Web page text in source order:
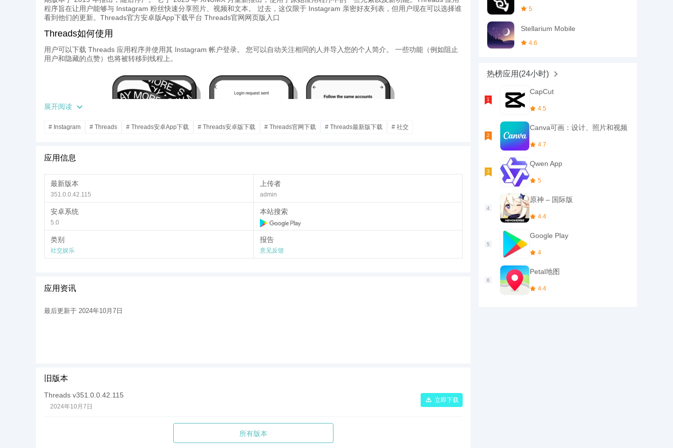
程序旨在让用户能够与 Instagram 粉丝快速分享照片、视频和文本。 过去，这仅限于 Instagram 亲密好友列表，但用户现在可以选择谁
看到他们的更新。Threads官方安卓版App下载平台 Threads官网网页版入口
Threads如何使用
用户可以下载 Threads 应用程序并使用其 Instagram 帐户登录。 您可以自动关注相同的人并导入您的个人简介。 一些功能（例如阻止
用户和隐藏的点赞）也将被转移到线程上。
与 Twitter 类似，用户可以通过创建新线程来分享他们的想法。 然后，用户可以选择谁可以回复该主题：您的关注者、您关注的个人资
料或仅提及。 然后，观众可以在帖子中用图像、视频或文本进行回复。
当用户第一次打开他们的线程配置文件时，系统会询问他们是否需要公共或私有配置文件。 稍后可以在隐私设置中更改此设置。 与
Threads 上将谁静音、您想在 Threads 上隐藏哪些字词以及您的关注者。
展开阅读
# Instagram # Threads # Threads安卓App下载 # Threads安卓版下载 # Threads官网下载 # Threads最新版下载 # 社交
应用信息
最新版本
351.0.0.42.115
上传者
admin
安卓系统
5.0
本站搜索
类别
社交娱乐
报告
意见反馈
应用资讯
最后更新于 2024年10月7日
旧版本
Threads v351.0.0.42.115
2024年10月7日
立即下载
所有版本
5
Stellarium Mobile
4.6
热榜应用(24小时)
CapCut
4.5
Canva可画：设计、照片和视频
4.7
Qwen App
5
原神 – 国际版
4.4
Google Play
4
Petal地图
4.4